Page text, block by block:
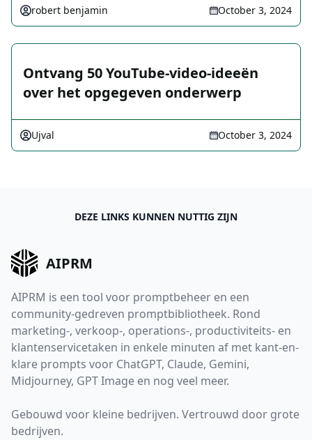
robert benjamin October 3, 2024
Ontvang 50 YouTube-video-ideeën
over het opgegeven onderwerp
Ujval October 3, 2024
DEZE LINKS KUNNEN NUTTIG ZIJN
AIPRM
AIPRM is een tool voor promptbeheer en een
community-gedreven promptbibliotheek. Rond
marketing-, verkoop-, operations-, productiviteits- en
klantenservicetaken in enkele minuten af met kant-en-
klare prompts voor ChatGPT, Claude, Gemini,
Midjourney, GPT Image en nog veel meer.
Gebouwd voor kleine bedrijven. Vertrouwd door grote
bedrijven.